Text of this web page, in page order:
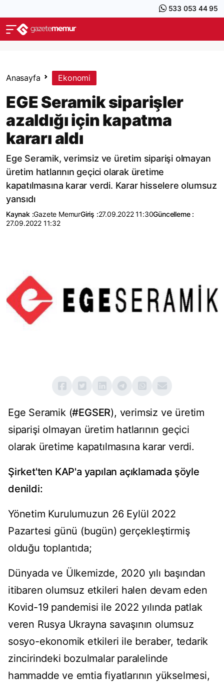
533 053 44 95
Anasayfa Ekonomi
EGE Seramik siparişler
azaldığı için kapatma
kararı aldı
Ege Seramik, verimsiz ve üretim siparişi olmayan
üretim hatlarının geçici olarak üretime
kapatılmasına karar verdi. Karar hisselere olumsuz
yansıdı
Kaynak :Gazete MemurGiriş :27.09.2022 11:30Güncelleme :
27.09.2022 11:32
Ege Seramik (#EGSER), verimsiz ve üretim
siparişi olmayan üretim hatlarının geçici
olarak üretime kapatılmasına karar verdi.
Şirket'ten KAP'a yapılan açıklamada şöyle
denildi:
Yönetim Kurulumuzun 26 Eylül 2022
Pazartesi günü (bugün) gerçekleştirmiş
olduğu toplantıda;
Dünyada ve Ülkemizde, 2020 yılı başından
itibaren olumsuz etkileri halen devam eden
Kovid-19 pandemisi ile 2022 yılında patlak
veren Rusya Ukrayna savaşının olumsuz
sosyo-ekonomik etkileri ile beraber, tedarik
zincirindeki bozulmalar paralelinde
hammadde ve emtia fiyatlarının yükselmesi,